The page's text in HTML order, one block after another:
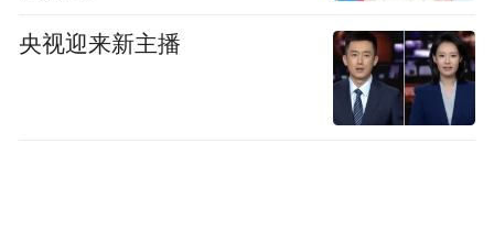
信力。平度市城乡建设局将持续加大监督检
查力度，对违法违规行为依法严肃查处，共
同推动平度市工程质量检测行业规范、健
央视迎来新主播